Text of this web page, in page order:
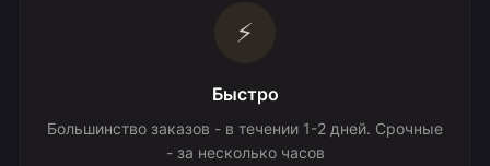
⚡
Быстро
Большинство заказов - в течении 1-2 дней. Срочные
- за несколько часов